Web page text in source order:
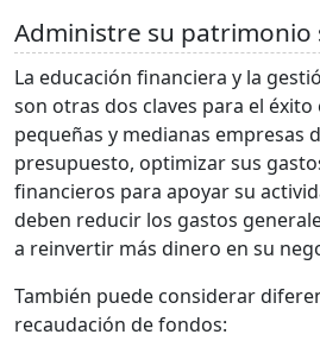
Administre su patrimonio
La educación financiera y la
son otras dos claves para el éxito
pequeñas y medianas empresas
presupuesto, optimizar sus
financieros para apoyar su
deben reducir los gastos
a reinvertir más dinero en su
También puede considerar
recaudación de fondos: